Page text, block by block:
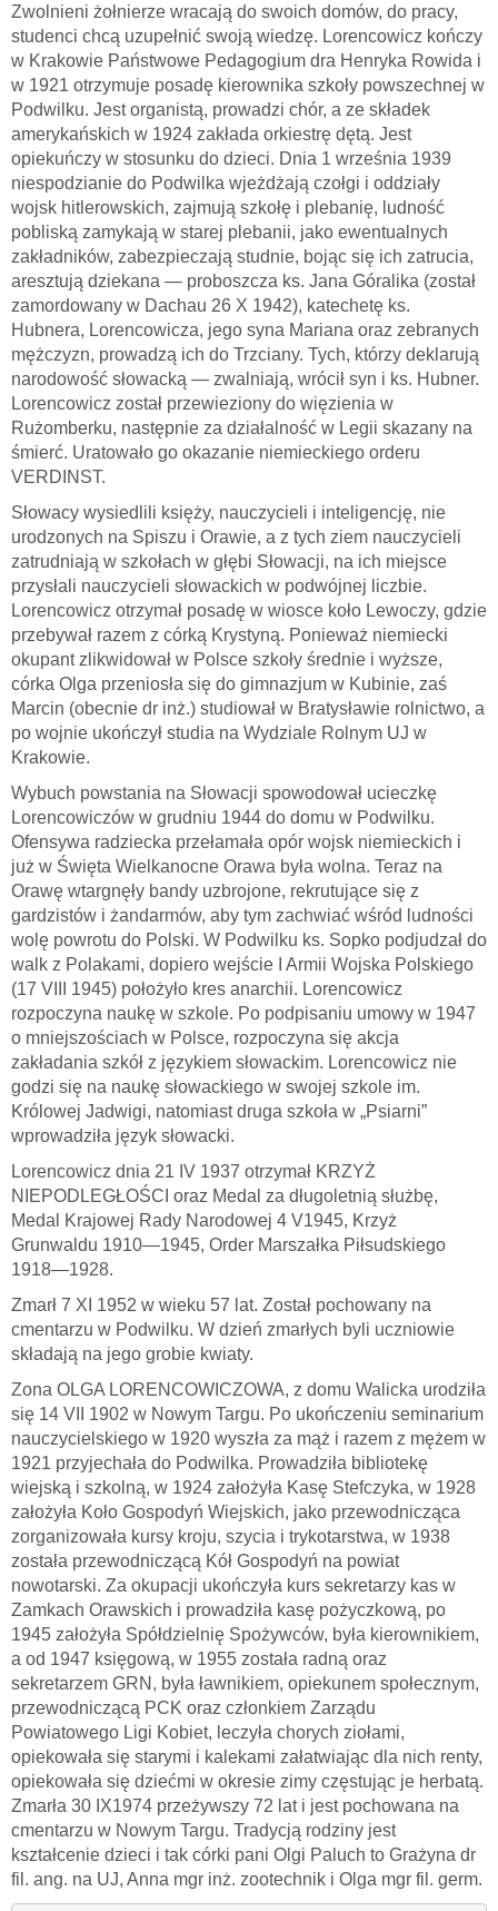
Zwolnieni żołnierze wracają do swoich domów, do pracy,
studenci chcą uzupełnić swoją wiedzę. Lorencowicz kończy
w Krakowie Państwowe Pedagogium dra Henryka Rowida i
w 1921 otrzymuje posadę kierownika szkoły powszechnej w
Podwilku. Jest organistą, prowadzi chór, a ze składek
amerykańskich w 1924 zakłada orkiestrę dętą. Jest
opiekuńczy w stosunku do dzieci. Dnia 1 września 1939
niespodzianie do Podwilka wjeżdżają czołgi i oddziały
wojsk hitlerowskich, zajmują szkołę i plebanię, ludność
pobliską zamykają w starej plebanii, jako ewentualnych
zakładników, zabezpieczają studnie, bojąc się ich zatrucia,
aresztują dziekana — proboszcza ks. Jana Góralika (został
zamordowany w Dachau 26 X 1942), katechetę ks.
Hubnera, Lorencowicza, jego syna Mariana oraz zebranych
mężczyzn, prowadzą ich do Trzciany. Tych, którzy deklarują
narodowość słowacką — zwalniają, wrócił syn i ks. Hubner.
Lorencowicz został przewieziony do więzienia w
Rużomberku, następnie za działalność w Legii skazany na
śmierć. Uratowało go okazanie niemieckiego orderu
VERDINST.
Słowacy wysiedlili księży, nauczycieli i inteligencję, nie
urodzonych na Spiszu i Orawie, a z tych ziem nauczycieli
zatrudniają w szkołach w głębi Słowacji, na ich miejsce
przysłali nauczycieli słowackich w podwójnej liczbie.
Lorencowicz otrzymał posadę w wiosce koło Lewoczy, gdzie
przebywał razem z córką Krystyną. Ponieważ niemiecki
okupant zlikwidował w Polsce szkoły średnie i wyższe,
córka Olga przeniosła się do gimnazjum w Kubinie, zaś
Marcin (obecnie dr inż.) studiował w Bratysławie rolnictwo, a
po wojnie ukończył studia na Wydziale Rolnym UJ w
Krakowie.
Wybuch powstania na Słowacji spowodował ucieczkę
Lorencowiczów w grudniu 1944 do domu w Podwilku.
Ofensywa radziecka przełamała opór wojsk niemieckich i
już w Święta Wielkanocne Orawa była wolna. Teraz na
Orawę wtargnęły bandy uzbrojone, rekrutujące się z
gardzistów i żandarmów, aby tym zachwiać wśród ludności
wolę powrotu do Polski. W Podwilku ks. Sopko podjudzał do
walk z Polakami, dopiero wejście I Armii Wojska Polskiego
(17 VIII 1945) położyło kres anarchii. Lorencowicz
rozpoczyna naukę w szkole. Po podpisaniu umowy w 1947
o mniejszościach w Polsce, rozpoczyna się akcja
zakładania szkół z językiem słowackim. Lorencowicz nie
godzi się na naukę słowackiego w swojej szkole im.
Królowej Jadwigi, natomiast druga szkoła w „Psiarni”
wprowadziła język słowacki.
Lorencowicz dnia 21 IV 1937 otrzymał KRZYŻ
NIEPODLEGŁOŚCI oraz Medal za długoletnią służbę,
Medal Krajowej Rady Narodowej 4 V1945, Krzyż
Grunwaldu 1910—1945, Order Marszałka Piłsudskiego
1918—1928.
Zmarł 7 XI 1952 w wieku 57 lat. Został pochowany na
cmentarzu w Podwilku. W dzień zmarłych byli uczniowie
składają na jego grobie kwiaty.
Zona OLGA LORENCOWICZOWA, z domu Walicka urodziła
się 14 VII 1902 w Nowym Targu. Po ukończeniu seminarium
nauczycielskiego w 1920 wyszła za mąż i razem z mężem w
1921 przyjechała do Podwilka. Prowadziła bibliotekę
wiejską i szkolną, w 1924 założyła Kasę Stefczyka, w 1928
założyła Koło Gospodyń Wiejskich, jako przewodnicząca
zorganizowała kursy kroju, szycia i trykotarstwa, w 1938
została przewodniczącą Kół Gospodyń na powiat
nowotarski. Za okupacji ukończyła kurs sekretarzy kas w
Zamkach Orawskich i prowadziła kasę pożyczkową, po
1945 założyła Spółdzielnię Spożywców, była kierownikiem,
a od 1947 księgową, w 1955 została radną oraz
sekretarzem GRN, była ławnikiem, opiekunem społecznym,
przewodniczącą PCK oraz członkiem Zarządu
Powiatowego Ligi Kobiet, leczyła chorych ziołami,
opiekowała się starymi i kalekami załatwiając dla nich renty,
opiekowała się dziećmi w okresie zimy częstując je herbatą.
Zmarła 30 IX1974 przeżywszy 72 lat i jest pochowana na
cmentarzu w Nowym Targu. Tradycją rodziny jest
kształcenie dzieci i tak córki pani Olgi Paluch to Grażyna dr
fil. ang. na UJ, Anna mgr inż. zootechnik i Olga mgr fil. germ.